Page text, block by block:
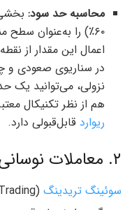
محاسبه حد سود:
۶۰٪) را به‌عنوان سطح منطقی
اعمال این مقدار از
در سناریوی صعودی و
نزولی، می‌توانید یک
هم از نظر تکنیکال
ریوارد قابل‌قبولی دارد.
۲. معاملات نوسانی درون الگوی مگافون
سوئینگ تریدینگ